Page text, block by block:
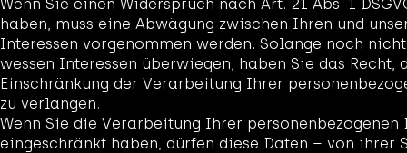
Wenn Sie einen Widerspruch nach Art. 21 Abs. 1
haben, muss eine Abwägung zwischen Ihren und
Interessen vorgenommen werden. Solange noch
wessen Interessen überwiegen, haben Sie das Recht,
Einschränkung der Verarbeitung Ihrer
zu verlangen.
Wenn Sie die Verarbeitung Ihrer personenbezogenen
eingeschränkt haben, dürfen diese Daten – von ihrer